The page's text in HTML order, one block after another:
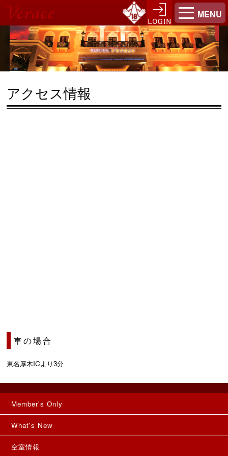
MENU
アクセス情報
車の場合
東名厚木ICより3分
Member's Only
What's New
空室情報